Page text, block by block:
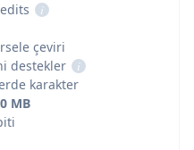
i
çeviri
destekler
i
karakter
MB